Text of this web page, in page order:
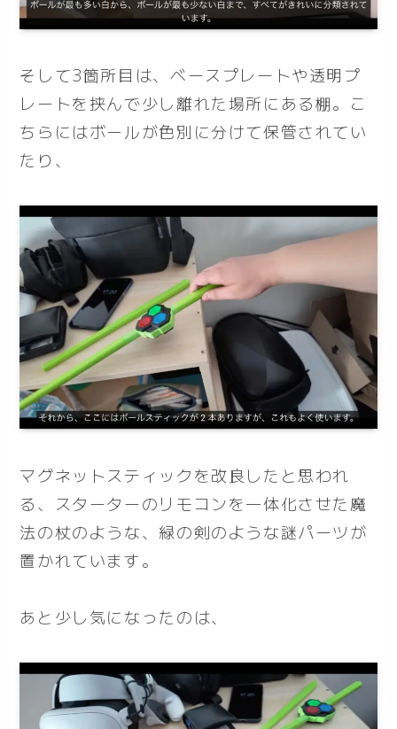
そして3箇所目は、ベースプレートや透明プ
レートを挟んで少し離れた場所にある棚。こ
ちらにはボールが色別に分けて保管されてい
たり、
マグネットスティックを改良したと思われ
る、スターターのリモコンを一体化させた魔
法の杖のような、緑の剣のような謎パーツが
置かれています。
あと少し気になったのは、